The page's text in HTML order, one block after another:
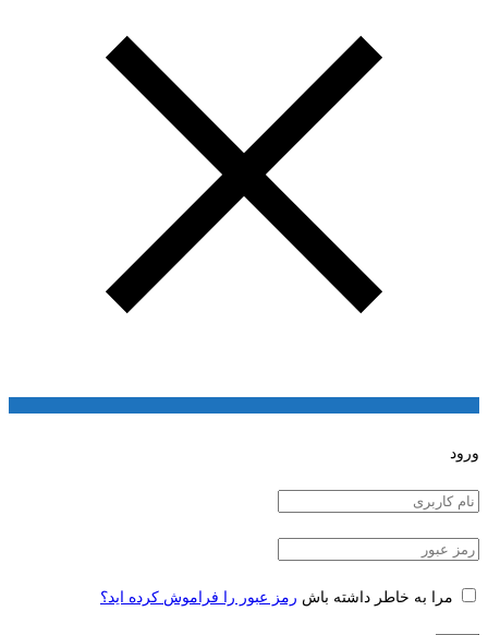
ورود
مرا به خاطر داشته باش رمز عبور را فراموش کرده اید؟